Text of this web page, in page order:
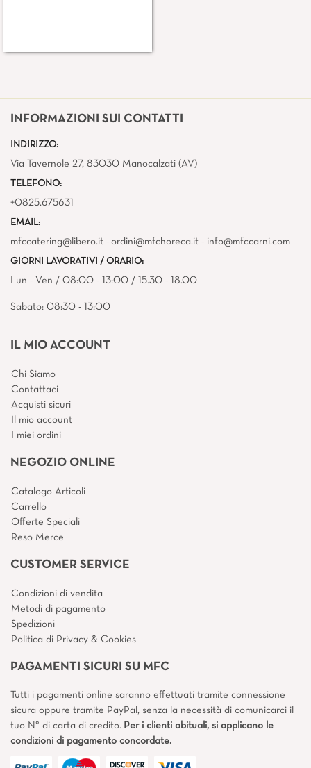
INFORMAZIONI SUI CONTATTI
INDIRIZZO:
Via Tavernole 27, 83030 Manocalzati (AV)
TELEFONO:
+0825.675631
EMAIL:
mfccatering@libero.it - ordini@mfchoreca.it - info@mfccarni.com
GIORNI LAVORATIVI / ORARIO:
Lun - Ven / 08:00 - 13:00 / 15.30 - 18.00
Sabato: 08:30 - 13:00
IL MIO ACCOUNT
Chi Siamo
Contattaci
Acquisti sicuri
Il mio account
I miei ordini
NEGOZIO ONLINE
Catalogo Articoli
Carrello
Offerte Speciali
Reso Merce
CUSTOMER SERVICE
Condizioni di vendita
Metodi di pagamento
Spedizioni
Politica di Privacy & Cookies
PAGAMENTI SICURI SU MFC
Tutti i pagamenti online saranno effettuati tramite connessione
sicura oppure tramite PayPal, senza la necessità di comunicarci il
tuo N° di carta di credito. Per i clienti abituali, si applicano le
condizioni di pagamento concordate.